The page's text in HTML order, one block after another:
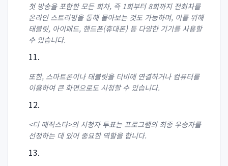
첫 방송을 포함한 모든 회차, 즉 1회부터 8회까지 전회차를
온라인 스트리밍을 통해 몰아보는 것도 가능하며, 이를 위해
태블릿, 아이패드, 핸드폰(휴대폰) 등 다양한 기기를 사용할
수 있습니다.
또한, 스마트폰이나 태블릿을 티비에 연결하거나 컴퓨터를
이용하여 큰 화면으로도 시청할 수 있습니다.
<더 매직스타>의 시청자 투표는 프로그램의 최종 우승자를
선정하는 데 있어 중요한 역할을 합니다.